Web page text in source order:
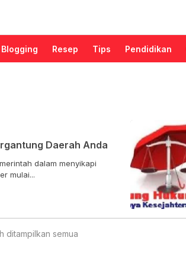
Blogging Resep Tips Pendidikan
Daerah Anda
dalam menyikapi
mulai...
ditampilkan semua